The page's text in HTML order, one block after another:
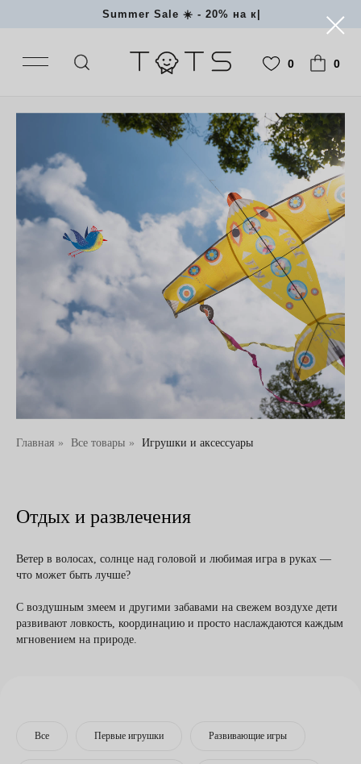
Summer Sale|
Главная » Все товары » Игрушки и аксессуары
Отдых и развлечения
Ветер в волосах, солнце над головой и любимая игра в руках —
что может быть лучше?
С воздушным змеем и другими забавами на свежем воздухе дети
развивают ловкость, координацию и просто наслаждаются каждым
мгновением на природе.
Все Первые игрушки Развивающие игры